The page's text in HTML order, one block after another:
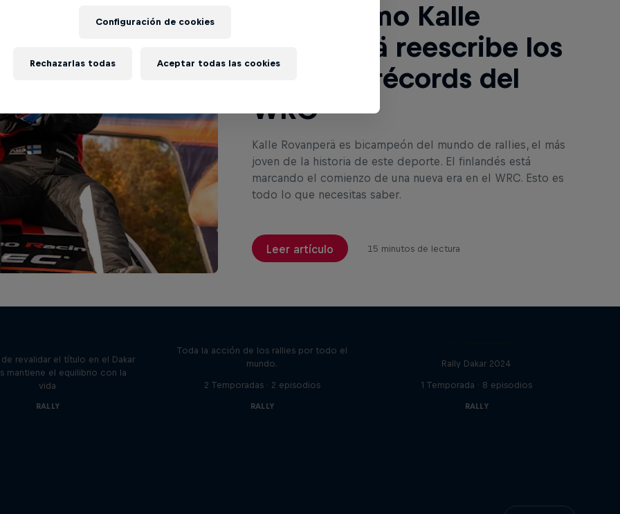
Así es como Kalle
Rovanperä reescribe los
libros de récords del
WRC
Kalle Rovanperä es bicampeón del mundo de rallies, el más
joven de la historia de este deporte. El finlandés está
marcando el comienzo de una nueva era en el WRC. Esto es
todo lo que necesitas saber.
Leer artículo 15 minutos de lectura
revalidar el título en el Dakar
mantiene el equilibrio con la
vida
RALLY
Copa del Mundo FIA de
Toda la acción de los rallies por todo el
mundo.
2 Temporadas · 2 episodios
RALLY
Rally Dakar 2024
1 Temporada · 8 episodios
RALLY
Configuración de cookies
Rechazarlas todas Aceptar todas las cookies